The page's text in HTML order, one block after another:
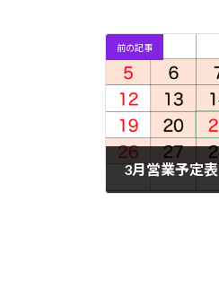
前の記事
3月営業予定表